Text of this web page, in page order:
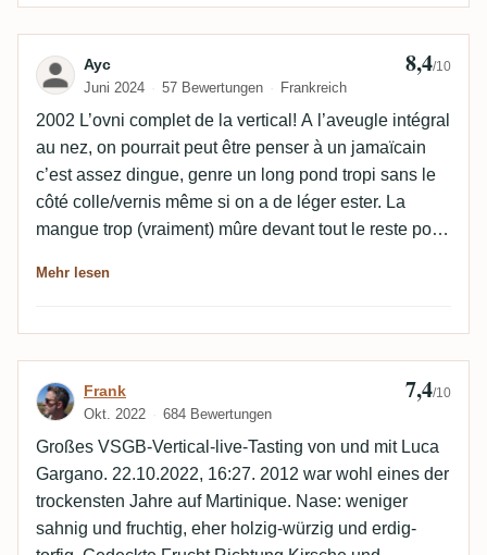
Bewertung von Ayc
Ayc
Juni 2024 57 Bewertungen Frankreich
8,4/10
2002 L’ovni complet de la vertical! A l’aveugle intégral
au nez, on pourrait peut être penser à un jamaïcain
c’est assez dingue, genre un long pond tropi sans le
côté colle/vernis même si on a de léger ester. La
mangue trop (vraiment) mûre devant tout le reste pour
maracuja frippé), un côté presque fumé/faisandé qui
intense) penser au teca 2003. C’est fou d’avoir tout ça
sur un agricole. Parfois sortie de nul part on retrouve
rapidement ce boisé saint james, mais c’est
probablement car je le sais. En tout cas le bois a mis
une bonne 20aine de minutes à arriver. La texture est
mouthfeeling, ça tapisse la langue (à la limite du
savonneux mais toujours agréable) comme le reste
de la série on reprochera toujours ce je ne sais quoi
Mehr lesen
Bewertung von Frank
Frank
Okt. 2022 684 Bewertungen
7,4/10
Großes VSGB-Vertical-live-Tasting von und mit Luca
Gargano. 22.10.2022, 16:27. 2012 war wohl eines der
trockensten Jahre auf Martinique. Nase: weniger
sahnig und fruchtig, eher holzig-würzig und erdig-